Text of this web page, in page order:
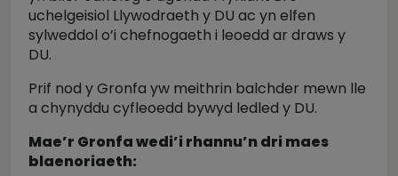
uchelgeisiol Llywodraeth y DU ac yn elfen
sylweddol o’i chefnogaeth i leoedd ar draws y
DU.
Prif nod y Gronfa yw meithrin balchder mewn lle
a chynyddu cyfleoedd bywyd ledled y DU.
Mae’r Gronfa wedi’i rhannu’n dri maes
blaenoriaeth: